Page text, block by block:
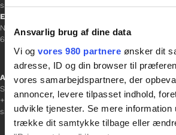
Ansvarlig brug af dine data
Vi og vores 980 partnere ønsker dit
adresse, ID og din browser til
vores samarbejdspartnere, der
annoncer, levere tilpasset indhold,
udvikle tjenester. Se mere information
trække dit samtykke tilbage eller
sacha.lw@gladfonden.dk
Esbjerg
Norgesgade 1, 2. sal
6700 Esbjerg
Afdelingschef
Sanne Hansen
+45 23 69 19 35
sanne.h@gladfonden.dk